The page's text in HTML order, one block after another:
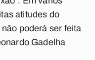
atitudes do
poderá ser feita
Gadelha